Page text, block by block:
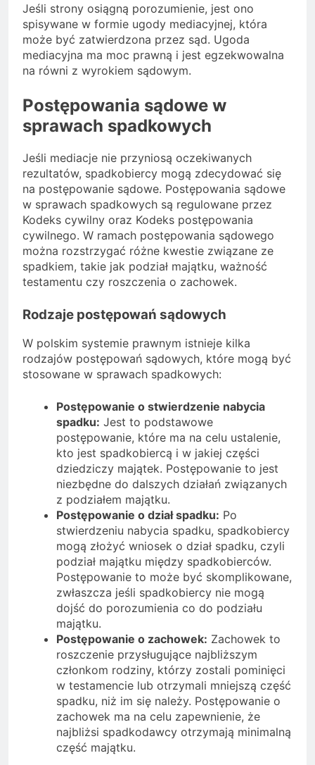
Jeśli strony osiągną porozumienie, jest ono
spisywane w formie ugody mediacyjnej, która
może być zatwierdzona przez sąd. Ugoda
mediacyjna ma moc prawną i jest egzekwowalna
na równi z wyrokiem sądowym.
Postępowania sądowe w
sprawach spadkowych
Jeśli mediacje nie przyniosą oczekiwanych
rezultatów, spadkobiercy mogą zdecydować się
na postępowanie sądowe. Postępowania sądowe
w sprawach spadkowych są regulowane przez
Kodeks cywilny oraz Kodeks postępowania
cywilnego. W ramach postępowania sądowego
można rozstrzygać różne kwestie związane ze
spadkiem, takie jak podział majątku, ważność
testamentu czy roszczenia o zachowek.
Rodzaje postępowań sądowych
W polskim systemie prawnym istnieje kilka
rodzajów postępowań sądowych, które mogą być
stosowane w sprawach spadkowych:
Postępowanie o stwierdzenie nabycia
spadku: Jest to podstawowe
postępowanie, które ma na celu ustalenie,
kto jest spadkobiercą i w jakiej części
dziedziczy majątek. Postępowanie to jest
niezbędne do dalszych działań związanych
z podziałem majątku.
Postępowanie o dział spadku: Po
stwierdzeniu nabycia spadku, spadkobiercy
mogą złożyć wniosek o dział spadku, czyli
podział majątku między spadkobierców.
Postępowanie to może być skomplikowane,
zwłaszcza jeśli spadkobiercy nie mogą
dojść do porozumienia co do podziału
majątku.
Postępowanie o zachowek: Zachowek to
roszczenie przysługujące najbliższym
członkom rodziny, którzy zostali pominięci
w testamencie lub otrzymali mniejszą część
spadku, niż im się należy. Postępowanie o
zachowek ma na celu zapewnienie, że
najbliżsi spadkodawcy otrzymają minimalną
część majątku.